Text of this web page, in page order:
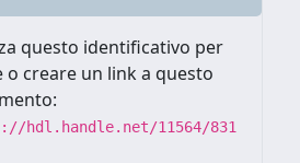
questo identificativo per
o creare un link a questo
hdl.handle.net/11564/831